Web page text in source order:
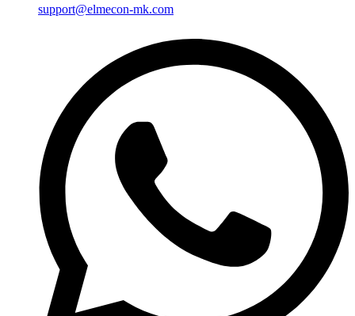
support@elmecon-mk.com